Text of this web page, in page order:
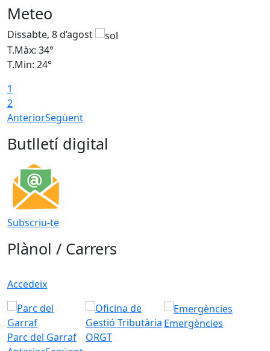
Meteo
Dissabte, 8 d’agost
T.Màx: 34°
T.Min: 24°
1
2
AnteriorSegüent
Butlletí digital
Subscriu-te
Plànol / Carrers
Accedeix
Parc del Garraf ORGT
Emergències